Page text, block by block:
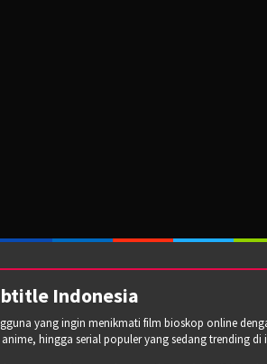
Indonesia
yang ingin menikmati film bioskop online
hingga serial populer yang sedang trending di